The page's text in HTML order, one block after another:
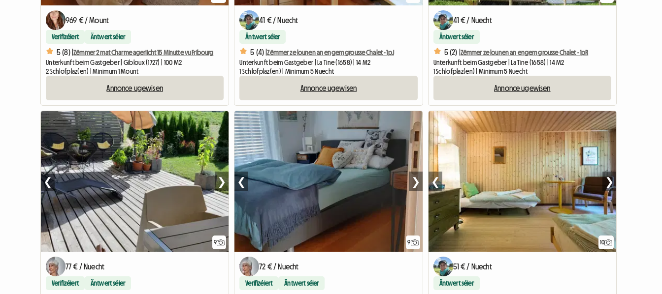
969 € / Mount
Verifizéiert Äntwert séier
5 (8) |Zëmmer 2 mat Charme ageriicht 15 Minutte vu Fribourg
Unterkunft beim Gastgeber | Gibloux (1727) | 100 M2
2 Schlofplaz(en) | Minimum 1 Mount
Annonce ugewisen
41 € / Nuecht
Äntwert séier
5 (4) |Zëmmer ze lounen an engem grousse Chalet - 1pJ
Unterkunft beim Gastgeber | La Tine (1658) | 14 M2
1 Schlofplaz(en) | Minimum 5 Nuecht
Annonce ugewisen
41 € / Nuecht
Äntwert séier
5 (2) | Zëmmer ze lounen an engem grousse Chalet - 1pR
Unterkunft beim Gastgeber | La Tine (1658) | 14 M2
1 Schlofplaz(en) | Minimum 5 Nuecht
Annonce ugewisen
9
❮ ❯
77 € / Nuecht
Verifizéiert Äntwert séier
9
❮ ❯
72 € / Nuecht
Verifizéiert Äntwert séier
10
❮ ❯
51 € / Nuecht
Äntwert séier